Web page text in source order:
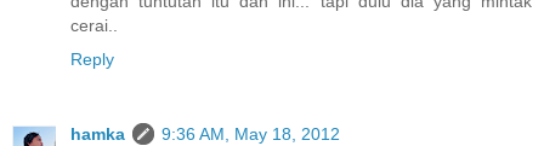
cerai..
Reply
hamka
9:36 AM, May 18, 2012